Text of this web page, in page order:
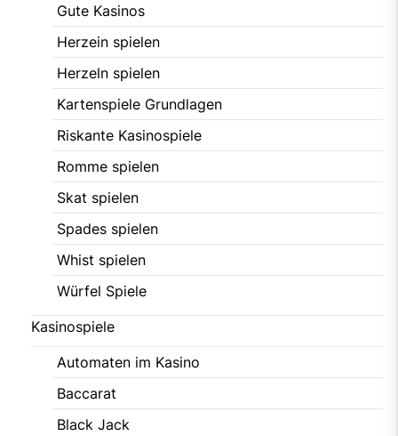
Gute Kasinos
Herzein spielen
Herzeln spielen
Kartenspiele Grundlagen
Riskante Kasinospiele
Romme spielen
Skat spielen
Spades spielen
Whist spielen
Würfel Spiele
Kasinospiele
Automaten im Kasino
Baccarat
Black Jack